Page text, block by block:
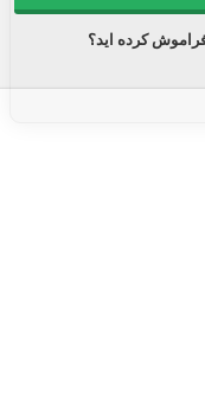
کرده اید؟